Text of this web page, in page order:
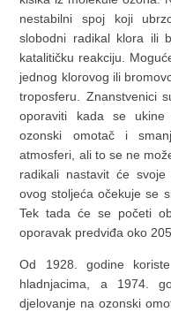
nestabilni spoj koji
slobodni radikal klora ili
katalitičku reakciju.
jednog klorovog ili
troposferu. Znanstvenici
oporaviti kada se
ozonski omotač i
atmosferi, ali to se ne
radikali nastavit će
ovog stoljeća očekuje se
Tek tada će se početi
oporavak predviđa oko
Od 1928. godine
hladnjacima, a 1974.
djelovanje na ozonski